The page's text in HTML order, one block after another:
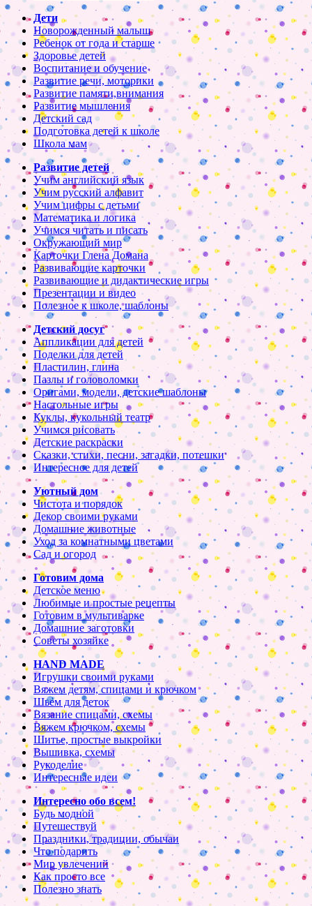
Дети
Новорожденный малыш
Ребенок от года и старше
Здоровье детей
Воспитание и обучение
Развитие речи, моторики
Развитие памяти,внимания
Развитие мышления
Детский сад
Подготовка детей к школе
Школа мам
Развитие детей
Учим английский язык
Учим русский алфавит
Учим цифры с детьми
Математика и логика
Учимся читать и писать
Окружающий мир
Карточки Глена Домана
Развивающие карточки
Развивающие и дидактические игры
Презентации и видео
Полезное к школе, шаблоны
Детский досуг
Аппликации для детей
Поделки для детей
Пластилин, глина
Пазлы и головоломки
Оригами, модели, детские шаблоны
Настольные игры
Куклы, кукольный театр
Учимся рисовать
Детские раскраски
Сказки, стихи, песни, загадки, потешки
Интересное для детей
Уютный дом
Чистота и порядок
Декор своими руками
Домашние животные
Уход за комнатными цветами
Сад и огород
Готовим дома
Детское меню
Любимые и простые рецепты
Готовим в мультиварке
Домашние заготовки
Советы хозяйке
HAND MADE
Игрушки своими руками
Вяжем детям, спицами и крючком
Шьем для деток
Вязание спицами, схемы
Вяжем крючком, схемы
Шитье, простые выкройки
Вышивка, схемы
Рукоделие
Интересные идеи
Интересно обо всем!
Будь модной
Путешествуй
Праздники, традиции, обычаи
Что подарить
Мир увлечений
Как просто все
Полезно знать